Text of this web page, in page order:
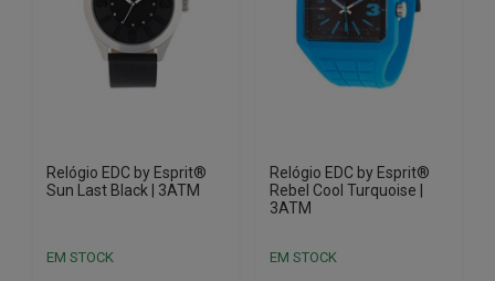
Relógio EDC by Esprit®
Sun Last Black | 3ATM
EM STOCK
Relógio EDC by Esprit®
Rebel Cool Turquoise |
3ATM
EM STOCK